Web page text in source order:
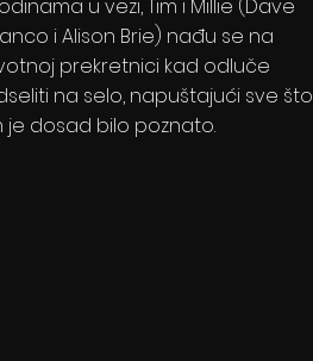
u vezi, Tim i Millie (Dave
i Alison Brie) nađu se na
prekretnici kad odluče
na selo, napuštajući sve što
je dosad bilo poznato.